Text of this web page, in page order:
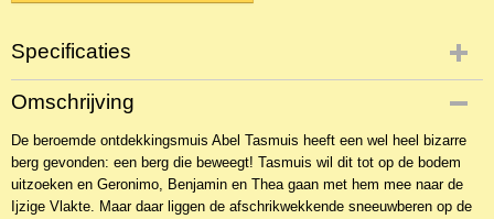
Specificaties
Productcode
2BKJ-5659
Omschrijving
De beroemde ontdekkingsmuis Abel Tasmuis heeft een wel heel bizarre
berg gevonden: een berg die beweegt! Tasmuis wil dit tot op de bodem
uitzoeken en Geronimo, Benjamin en Thea gaan met hem mee naar de
Ijzige Vlakte. Maar daar liggen de afschrikwekkende sneeuwberen op de